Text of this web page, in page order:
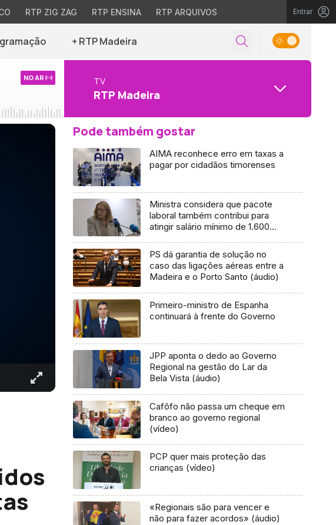
RTP ZIG ZAG RTP ENSINA RTP ARQUIVOS Entrar
+ RTP Madeira
NO AR TV
RTP Madeira
Pode também gostar
AIMA reconhece erro em taxas a
pagar por cidadãos timorenses
Ministra considera que pacote
laboral também contribui para
atingir salário mínimo de 1.600
PS dá garantia de solução no
caso das ligações aéreas entre a
Madeira e o Porto Santo (áudio)
Primeiro-ministro de Espanha
continuará à frente do Governo
JPP aponta o dedo ao Governo
Regional na gestão do Lar da
Bela Vista (áudio)
Cafôfo não passa um cheque em
branco ao governo regional
(vídeo)
PCP quer mais proteção das
crianças (vídeo)
«Regionais são para vencer e
não para fazer acordos» (áudio)